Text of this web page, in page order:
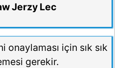
Jerzy Lec
onaylaması için sık sık
gerekir.